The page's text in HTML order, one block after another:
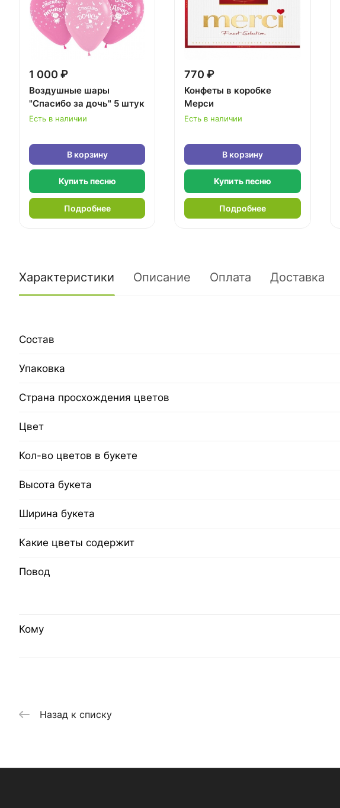
1 000 ₽
Воздушные шары
"Спасибо за дочь" 5 штук
Есть в наличии
В корзину
Купить песню
Подробнее
770 ₽
Конфеты в коробке
Мерси
Есть в наличии
В корзину
Купить песню
Подробнее
Характеристики Описание Оплата Доставка
Состав
Упаковка
Страна просхождения цветов
Цвет
Кол-во цветов в букете
Высота букета
Ширина букета
Какие цветы содержит
Повод
Кому
Назад к списку